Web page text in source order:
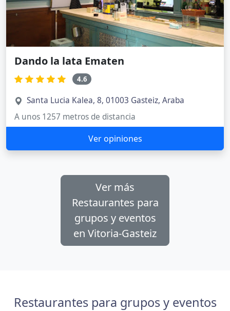
Dando la lata Ematen
4.6
Santa Lucia Kalea, 8, 01003 Gasteiz, Araba
A unos 1257 metros de distancia
Ver opiniones
Ver más
Restaurantes para
grupos y eventos
en Vitoria-Gasteiz
Restaurantes para grupos y eventos